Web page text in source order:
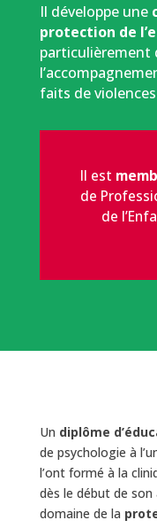
Il développe une
protection de
particulièrement
faits de
Il est
de
de
Un diplôme
de psychologie à
l’ont formé à la
dès le début de
domaine de la